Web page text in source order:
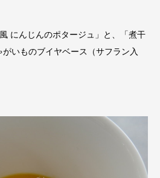
にんじんのポタージュ」と、「煮干
いものブイヤベース（サフラン入